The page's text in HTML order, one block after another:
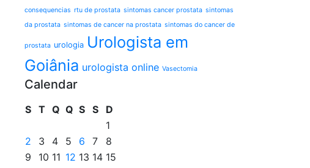
consequencias rtu de prostata sintomas cancer prostata sintomas
da prostata sintomas de cancer na prostata sintomas do cancer de
prostata urologia Urologista em
Goiânia urologista online Vasectomia
Calendar
S T Q Q S S
D
1
2
3 4 5 6 7
8
9
10 11 12 13 14 15